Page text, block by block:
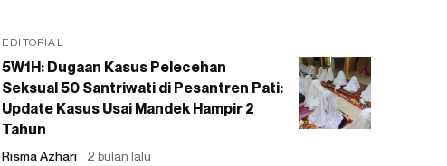
EDITORIAL
5W1H: Dugaan Kasus Pelecehan
Seksual 50 Santriwati di Pesantren Pati:
Update Kasus Usai Mandek Hampir 2
Tahun
Risma Azhari 2 bulan lalu